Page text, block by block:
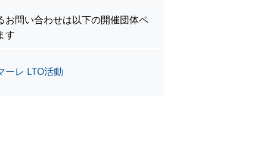
お問い合わせは以下の開催団体ペ
す
ーレ LTO活動